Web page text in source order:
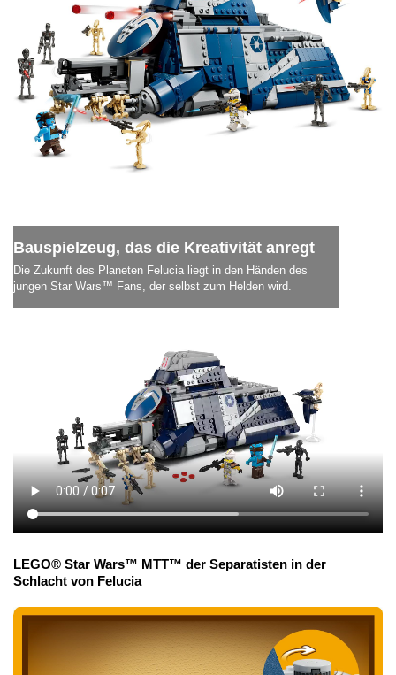
Bauspielzeug, das die Kreativität anregt
Die Zukunft des Planeten Felucia liegt in den Händen des
jungen Star Wars™ Fans, der selbst zum Helden wird.
LEGO® Star Wars™ MTT™ der Separatisten in der
Schlacht von Felucia